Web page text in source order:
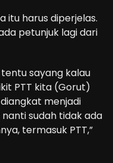
itu harus diperjelas.
petunjuk lagi dari
sayang kalau
PTT kita (Gorut)
menjadi
nanti sudah tidak ada
termasuk PTT,”